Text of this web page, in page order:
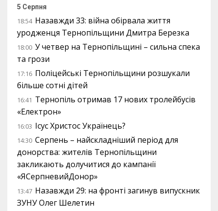
5 Серпня
18:54 Назавжди 33: війна обірвала життя
уродженця Тернопільщини Дмитра Березка
18:00 У четвер на Тернопільщині – сильна спека
та грози
17:16 Поліцейські Тернопільщини розшукали
більше сотні дітей
16:41 Тернопіль отримав 17 нових тролейбусів
«Електрон»
16:03 Ісус Христос Українець?
14:30 Серпень – найскладніший період для
донорства: жителів Тернопільщини
закликають долучитися до кампанії
«ЯСерпневийДонор»
13:47 Назавжди 29: на фронті загинув випускник
ЗУНУ Олег Шелетин